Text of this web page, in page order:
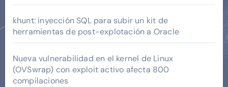
khunt: inyección SQL para subir un kit de
herramientas de post-explotación a Oracle
Nueva vulnerabilidad en el kernel de Linux
(OVSwrap) con exploit activo afecta 800
compilaciones